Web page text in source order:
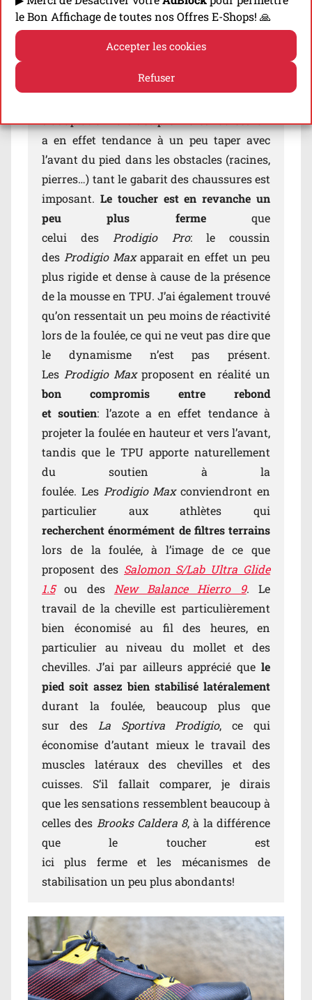
le Bon Affichage de toutes nos Offres E-Shops! 🙏
Accepter les cookies
Refuser
sensations du terrain durant la foulée! Les
sensations sont en réalité un peu plus
maximalistes que sur desProdigio Pro
être assez haut perché en courant
d’adaptation lors des premières foulées: on
a en effet tendance à un peu taper avec
l’avant du pied dans les obstacles (racines,
pierres…) tant le gabarit des chaussures est
imposant. Le toucher est en revanche un
peu plus fermeque
celui des Prodigio Pro: le coussin
des Prodigio Maxapparait en effet un peu
plus rigide et dense à cause de la présence
de la mousse en TPU. J’ai également trouvé
qu’on ressentait un peu moins de réactivité
lors de la foulée, ce qui ne veut pas dire que
le dynamisme n’est pas présent.
Les Prodigio Maxproposent en réalité un
bon compromis entre rebond
et soutien: l’azote a en effet tendance à
projeter la foulée en hauteur et vers l’avant,
tandis que le TPU apporte naturellement
du soutien à la
foulée. Les Prodigio Maxconviendront en
particulier aux athlètes qui
recherchent énormément de filtres terrains
lors de la foulée, à l’image de ce que
proposent des Salomon S/Lab Ultra Glide
1.5ou des New Balance Hierro 9. Le
travail de la cheville est particulièrement
bien économisé au fil des heures, en
particulier au niveau du mollet et des
chevilles. J’ai par ailleurs apprécié que le
pied soit assez bien stabilisé latéralement
durant la foulée, beaucoup plus que
sur desLa Sportiva Prodigio, ce qui
économise d’autant mieux le travail des
muscles latéraux des chevilles et des
cuisses. S’il fallait comparer, je dirais
que les sensations ressemblent beaucoup à
celles des Brooks Caldera 8, à la différence
que le toucher est
ici plus ferme et les mécanismes de
stabilisation un peu plus abondants!